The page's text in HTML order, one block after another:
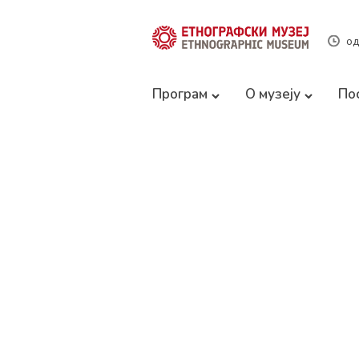
Програм О музеју